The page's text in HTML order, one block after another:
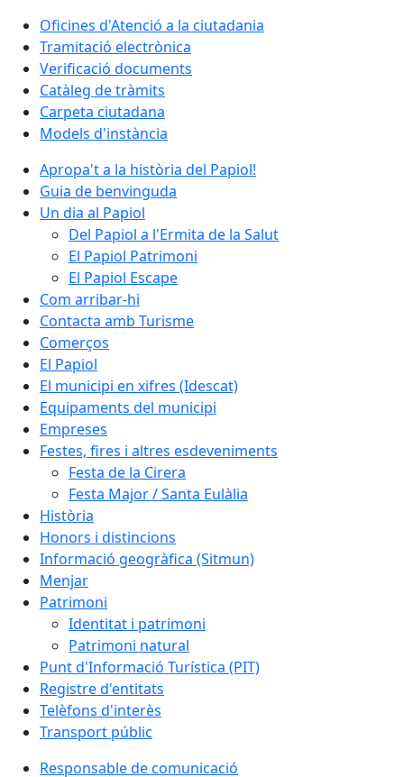
Oficines d'Atenció a la ciutadania
Tramitació electrònica
Verificació documents
Catàleg de tràmits
Carpeta ciutadana
Models d'instància
Apropa't a la història del Papiol!
Guia de benvinguda
Un dia al Papiol
Del Papiol a l'Ermita de la Salut
El Papiol Patrimoni
El Papiol Escape
Com arribar-hi
Contacta amb Turisme
Comerços
El Papiol
El municipi en xifres (Idescat)
Equipaments del municipi
Empreses
Festes, fires i altres esdeveniments
Festa de la Cirera
Festa Major / Santa Eulàlia
Història
Honors i distincions
Informació geogràfica (Sitmun)
Menjar
Patrimoni
Identitat i patrimoni
Patrimoni natural
Punt d'Informació Turística (PIT)
Registre d'entitats
Telèfons d'interès
Transport públic
Responsable de comunicació